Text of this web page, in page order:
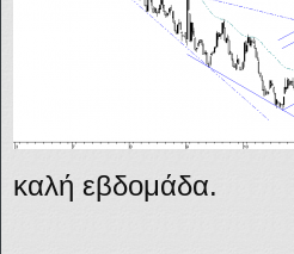
καλή εβδομάδα.